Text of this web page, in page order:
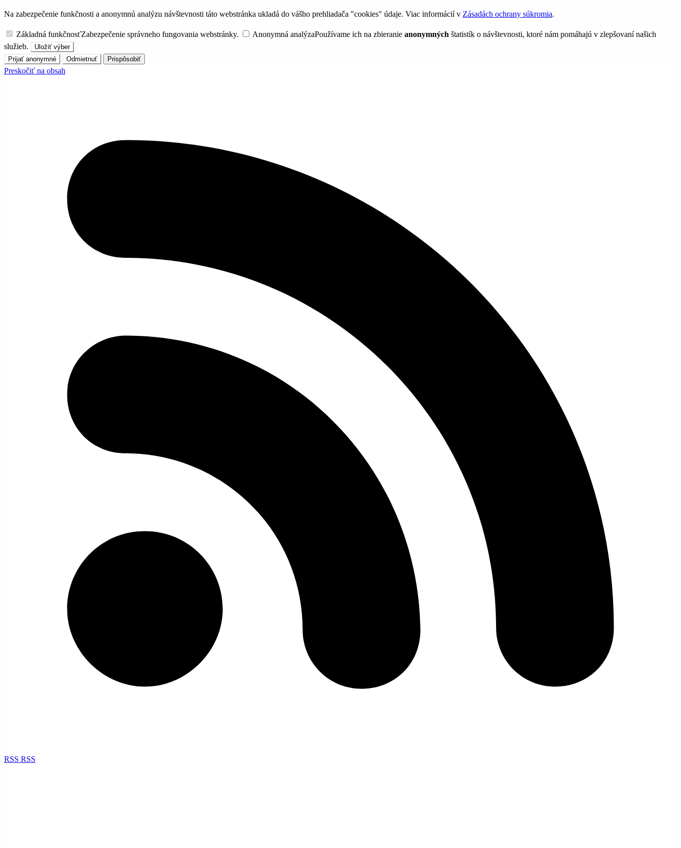
Na zabezpečenie funkčnosti a anonymnú analýzu návštevnosti táto webstránka ukladá do vášho prehliadača "cookies" údaje. Viac informácií v Zásadách ochrany súkromia.
Základná funkčnosťZabezpečenie správneho fungovania webstránky. Anonymná analýzaPoužívame ich na zbieranie anonymných štatistík o návštevnosti, ktoré nám pomáhajú v zlepšovaní našich
služieb.
Uložiť výber
Prijať anonymné
Odmietnuť Prispôsobiť
Preskočiť na obsah
RSS RSS